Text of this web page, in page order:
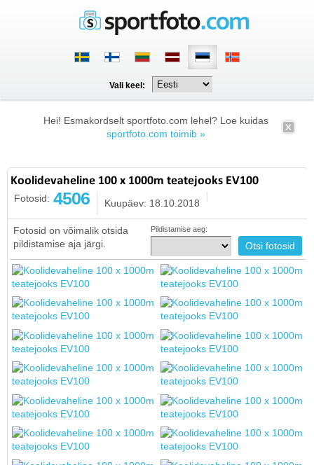
Vali keel:
Hei! Esmakordselt sportfoto.com lehel? Loe kuidas
sportfoto.com toimib »
Koolidevaheline 100 x 1000m teatejooks EV100
Fotosid: 4506 Kuupäev: 18.10.2018
Fotosid on võimalik otsida
pildistamise aja järgi.
Pildistamise aeg: